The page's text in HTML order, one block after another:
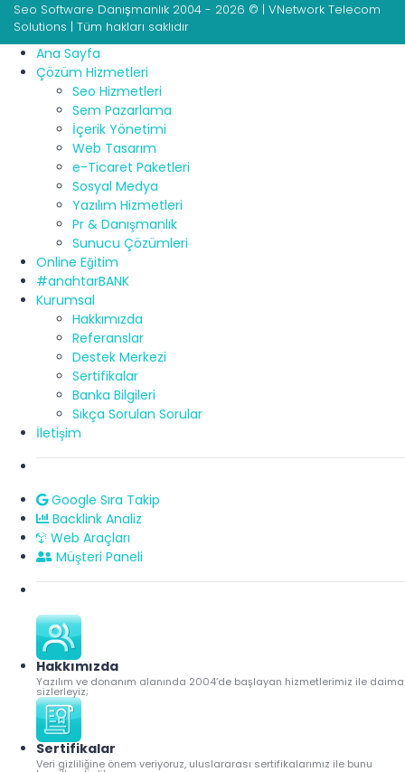
Seo Software Danışmanlık 2004 - 2026 © | VNetwork Telecom
Solutions | Tüm hakları saklıdır
Ana Sayfa
Çözüm Hizmetleri
Seo Hizmetleri
Sem Pazarlama
İçerik Yönetimi
Web Tasarım
e-Ticaret Paketleri
Sosyal Medya
Yazılım Hizmetleri
Pr & Danışmanlık
Sunucu Çözümleri
Online Eğitim
#anahtarBANK
Kurumsal
Hakkımızda
Referanslar
Destek Merkezi
Sertifikalar
Banka Bilgileri
Sıkça Sorulan Sorular
İletişim
Google Sıra Takip
Backlink Analiz
Web Araçları
Müşteri Paneli
Hakkımızda
Yazılım ve donanım alanında 2004’de başlayan hizmetlerimiz ile daima
sizlerleyiz;
Sertifikalar
Veri gizliliğine önem veriyoruz, uluslararası sertifikalarımız ile bunu